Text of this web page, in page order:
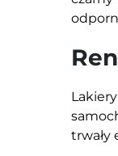
trwały